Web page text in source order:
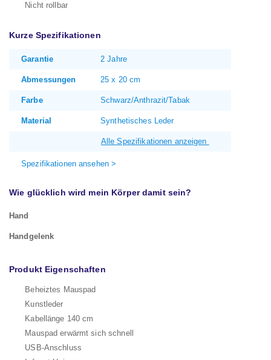
Nicht rollbar
Kurze Spezifikationen
Garantie 2 Jahre
Abmessungen 25 x 20 cm
Farbe Schwarz/Anthrazit/Tabak
Material Synthetisches Leder
Alle Spezifikationen anzeigen
Spezifikationen ansehen >
Wie glücklich wird mein Körper damit sein?
Hand
Handgelenk
Produkt Eigenschaften
Beheiztes Mauspad
Kunstleder
Kabellänge 140 cm
Mauspad erwärmt sich schnell
USB-Anschluss